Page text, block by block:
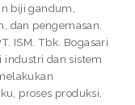
biji gandum,
dan pengemasan.
ISM. Tbk. Bogasari
industri dan sistem
proses produksi,